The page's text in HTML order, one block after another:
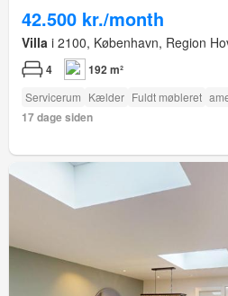
42.500 kr./month
Villa i 2100, København, Region
4 192 m²
Servicerum Kælder Fuldt møbleret
17 dage siden